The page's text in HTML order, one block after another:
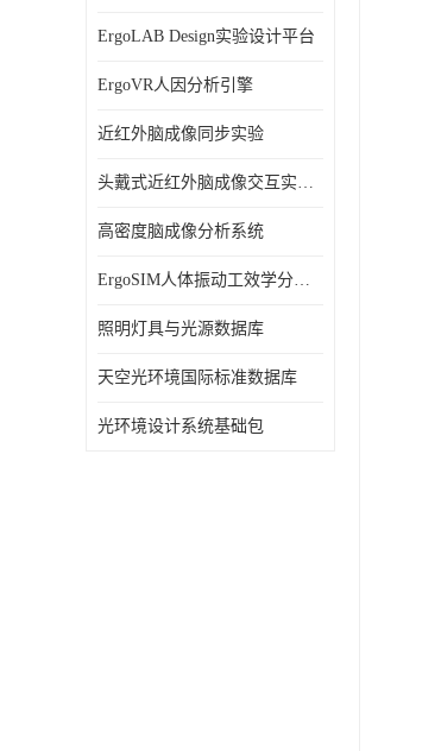
ErgoLAB Design实验设计平台
ErgoVR人因分析引擎
近红外脑成像同步实验
头戴式近红外脑成像交互实验室
高密度脑成像分析系统
ErgoSIM人体振动工效学分析系统
照明灯具与光源数据库
天空光环境国际标准数据库
光环境设计系统基础包